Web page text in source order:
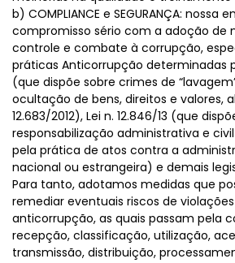
b) COMPLIANCE e SEGURANÇA:
compromisso sério com a adoção de
controle e combate à corrupção,
práticas Anticorrupção determinadas
(que dispõe sobre crimes de
ocultação de bens, direitos e valores,
12.683/2012), Lei n. 12.846/13 (que
responsabilização administrativa e
pela prática de atos contra a
nacional ou estrangeira) e demais
Para tanto, adotamos medidas que
remediar eventuais riscos de
anticorrupção, as quais passam pela
recepção, classificação, utilização,
transmissão, distribuição,